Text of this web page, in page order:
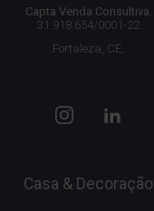
Capta Venda Consultiva.
31.918.654/0001-22
Fortaleza, CE,
Casa & Decoração